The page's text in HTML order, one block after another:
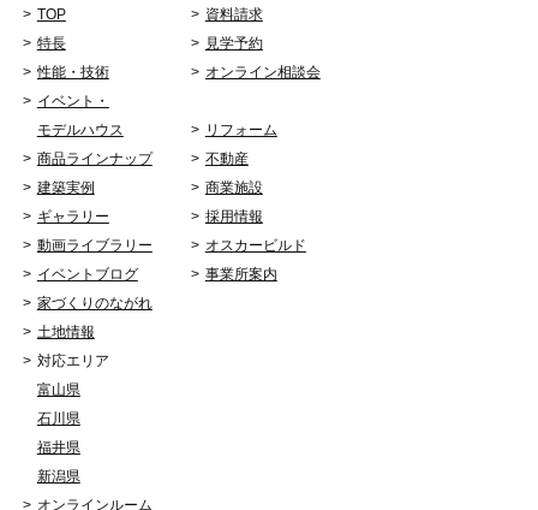
TOP
特長
性能・技術
イベント・
モデルハウス
商品ラインナップ
建築実例
ギャラリー
動画ライブラリー
イベントブログ
家づくりのながれ
土地情報
対応エリア
富山県
石川県
福井県
新潟県
オンラインルーム
資料請求
見学予約
オンライン相談会
リフォーム
不動産
商業施設
採用情報
オスカービルド
事業所案内